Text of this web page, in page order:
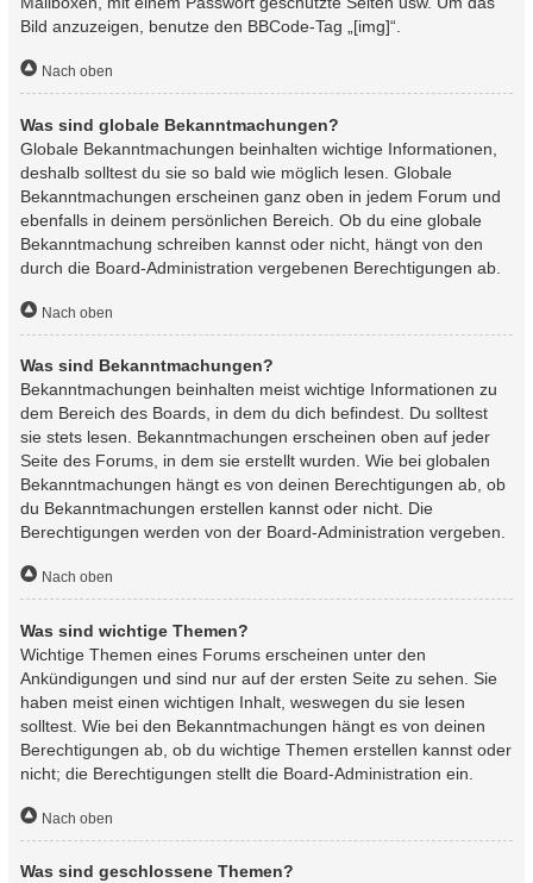
Bild anzuzeigen, benutze den BBCode-Tag „[img]“.
Nach oben
Was sind globale Bekanntmachungen?
Globale Bekanntmachungen beinhalten wichtige Informationen,
deshalb solltest du sie so bald wie möglich lesen. Globale
Bekanntmachungen erscheinen ganz oben in jedem Forum und
ebenfalls in deinem persönlichen Bereich. Ob du eine globale
Bekanntmachung schreiben kannst oder nicht, hängt von den
durch die Board-Administration vergebenen Berechtigungen ab.
Nach oben
Was sind Bekanntmachungen?
Bekanntmachungen beinhalten meist wichtige Informationen zu
dem Bereich des Boards, in dem du dich befindest. Du solltest
sie stets lesen. Bekanntmachungen erscheinen oben auf jeder
Seite des Forums, in dem sie erstellt wurden. Wie bei globalen
Bekanntmachungen hängt es von deinen Berechtigungen ab, ob
du Bekanntmachungen erstellen kannst oder nicht. Die
Berechtigungen werden von der Board-Administration vergeben.
Nach oben
Was sind wichtige Themen?
Wichtige Themen eines Forums erscheinen unter den
Ankündigungen und sind nur auf der ersten Seite zu sehen. Sie
haben meist einen wichtigen Inhalt, weswegen du sie lesen
solltest. Wie bei den Bekanntmachungen hängt es von deinen
Berechtigungen ab, ob du wichtige Themen erstellen kannst oder
nicht; die Berechtigungen stellt die Board-Administration ein.
Nach oben
Was sind geschlossene Themen?